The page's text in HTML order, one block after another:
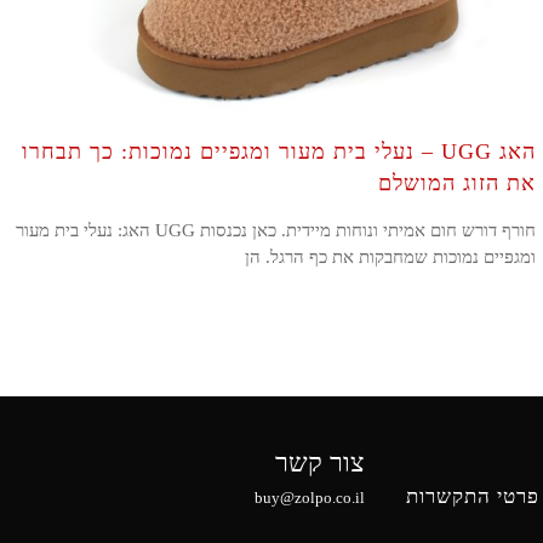
האג UGG – נעלי בית מעור ומגפיים נמוכות: כך תבחרו
את הזוג המושלם
חורף דורש חום אמיתי ונוחות מיידית. כאן נכנסות UGG האג: נעלי בית מעור
ומגפיים נמוכות שמחבקות את כף הרגל. הן
פרטי התקשרות
צור קשר
buy@zolpo.co.il